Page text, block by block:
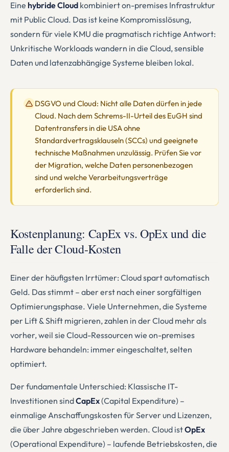
Eine hybride Cloud kombiniert on-premises Infrastruktur
mit Public Cloud. Das ist keine Kompromisslösung,
sondern für viele KMU die pragmatisch richtige Antwort:
Unkritische Workloads wandern in die Cloud, sensible
Daten und latenzabhängige Systeme bleiben lokal.
DSGVO und Cloud: Nicht alle Daten dürfen in jede
Cloud. Nach dem Schrems-II-Urteil des EuGH sind
Datentransfers in die USA ohne
Standardvertragsklauseln (SCCs) und geeignete
technische Maßnahmen unzulässig. Prüfen Sie vor
der Migration, welche Daten personenbezogen
sind und welche Verarbeitungsverträge
erforderlich sind.
Kostenplanung: CapEx vs. OpEx und die
Falle der Cloud-Kosten
Einer der häufigsten Irrtümer: Cloud spart automatisch
Geld. Das stimmt – aber erst nach einer sorgfältigen
Optimierungsphase. Viele Unternehmen, die Systeme
per Lift & Shift migrieren, zahlen in der Cloud mehr als
vorher, weil sie Cloud-Ressourcen wie on-premises
Hardware behandeln: immer eingeschaltet, selten
optimiert.
Der fundamentale Unterschied: Klassische IT-
Investitionen sindCapEx(Capital Expenditure) –
einmalige Anschaffungskosten für Server und Lizenzen,
die über Jahre abgeschrieben werden. Cloud istOpEx
(Operational Expenditure) – laufende Betriebskosten, die